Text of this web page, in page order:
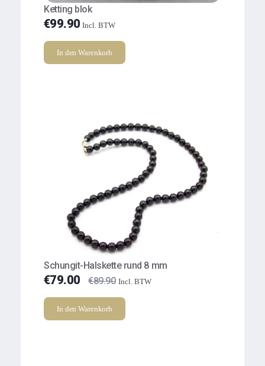
Ketting blok
€99.90 Incl. BTW
In den Warenkorb
Schungit-Halskette rund 8 mm
€79.00 €89.90 Incl. BTW
In den Warenkorb